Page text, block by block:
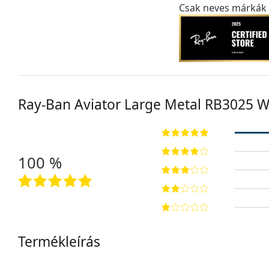
Csak neves
Ray-Ban Aviator Large Metal RB3025
100 %
Termékleírás